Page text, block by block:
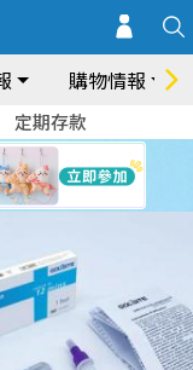
購物情報
定期存款